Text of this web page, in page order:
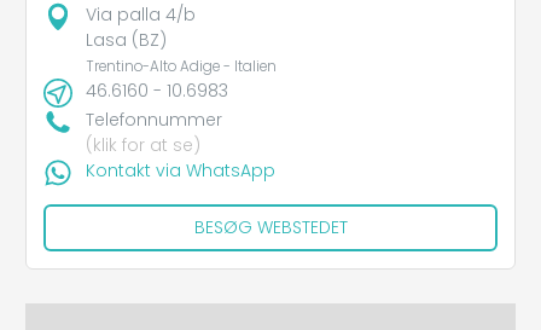
Via palla 4/b
Lasa (BZ)
Trentino-Alto Adige - Italien
46.6160 - 10.6983
Telefonnummer
(klik for at se)
Kontakt via WhatsApp
BESØG WEBSTEDET